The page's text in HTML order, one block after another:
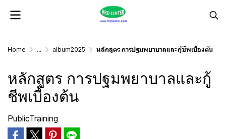
Home ... album2025 หลักสูตร การปฐมพยาบาลและกู้ชีพเบื้องต้น
หลักสูตร การปฐมพยาบาลและกู้
ชีพเบื้องต้น
PublicTraining